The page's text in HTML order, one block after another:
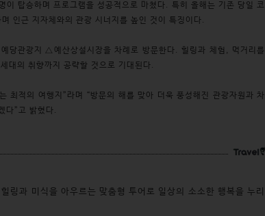
탑승하며 프로그램을 성공적으로 마쳤다. 특히 올해는 기존 당일 코
인근 지자체와의 관광 시너지를 높인 것이 특징이다.
관광지 △예산상설시장을 차례로 방문한다. 힐링과 체험, 먹거리를
대의 취향까지 공략할 것으로 기대된다.
최적의 여행지”라며 “방문의 해를 맞아 더욱 풍성해진 관광자원과 차
다”고 밝혔다.
링과 미식을 아우르는 맞춤형 투어로 일상의 소소한 행복을 누리